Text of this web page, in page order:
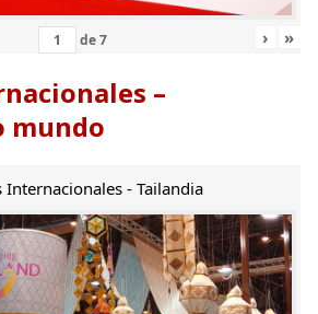
de7 › »
–
mundo
Internacionales - Tailandia